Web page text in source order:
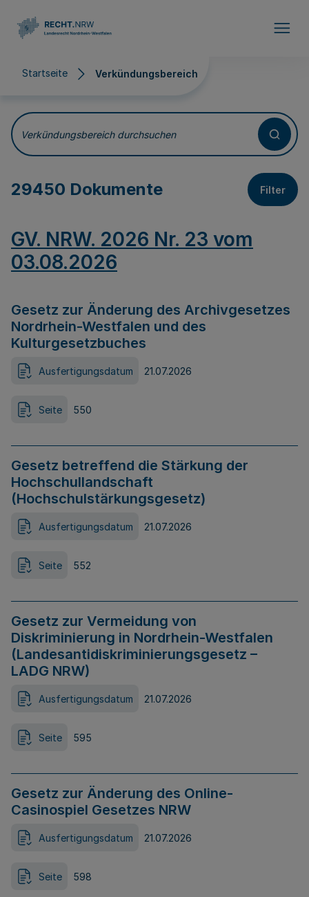
Startseite Verkündungsbereich
Verkündungsbereich
Verkündungsbereich durchsuchen
29450 Dokumente Filter
GV. NRW. 2026 Nr. 23 vom
03.08.2026
Gesetz zur Änderung des Archivgesetzes
Nordrhein-Westfalen und des
Kulturgesetzbuches
Ausfertigungsdatum 21.07.2026
Seite 550
Gesetz betreffend die Stärkung der
Hochschullandschaft
(Hochschulstärkungsgesetz)
Ausfertigungsdatum 21.07.2026
Seite 552
Gesetz zur Vermeidung von
Diskriminierung in Nordrhein-Westfalen
(Landesantidiskriminierungsgesetz –
LADG NRW)
Ausfertigungsdatum 21.07.2026
Seite 595
Gesetz zur Änderung des Online-
Casinospiel Gesetzes NRW
Ausfertigungsdatum 21.07.2026
Seite 598